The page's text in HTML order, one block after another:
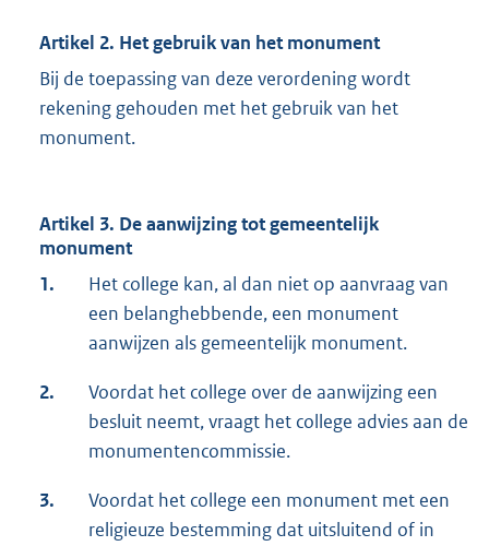
Artikel 2. Het gebruik van het monument
Bij de toepassing van deze verordening wordt
rekening gehouden met het gebruik van het
monument.
Artikel 3. De aanwijzing tot gemeentelijk
monument
1.
Het college kan, al dan niet op aanvraag van
een belanghebbende, een monument
aanwijzen als gemeentelijk monument.
2.
Voordat het college over de aanwijzing een
besluit neemt, vraagt het college advies aan de
monumentencommissie.
3.
Voordat het college een monument met een
religieuze bestemming dat uitsluitend of in